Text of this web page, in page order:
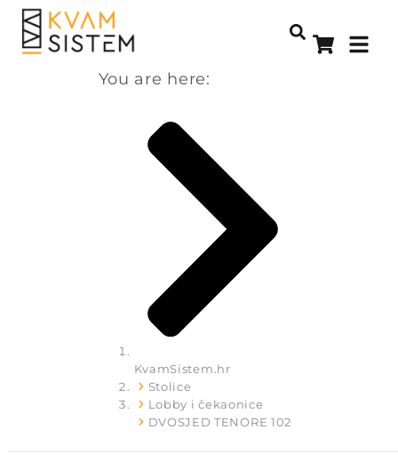
You are here:
KvamSistem.hr
Stolice
Lobby i čekaonice
DVOSJED TENORE 102